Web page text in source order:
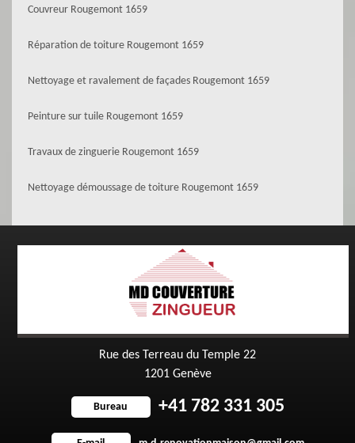
Couvreur Rougemont 1659
Réparation de toiture Rougemont 1659
Nettoyage et ravalement de façades Rougemont 1659
Peinture sur tuile Rougemont 1659
Travaux de zinguerie Rougemont 1659
Nettoyage démoussage de toiture Rougemont 1659
Rue des Terreau du Temple 22
1201 Genève
Bureau +41 782 331 305